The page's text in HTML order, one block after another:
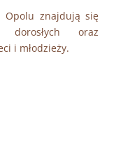
Opolu znajdują się
dorosłych oraz
i młodzieży.